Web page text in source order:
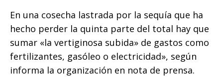
En una cosecha lastrada por la sequía que ha
hecho perder la quinta parte del total hay que
sumar «la vertiginosa subida» de gastos como
fertilizantes, gasóleo o electricidad», según
informa la organización en nota de prensa.